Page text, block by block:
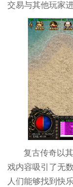
交易与其他玩家
复古传奇以
戏内容吸引了无
人们能够找到快